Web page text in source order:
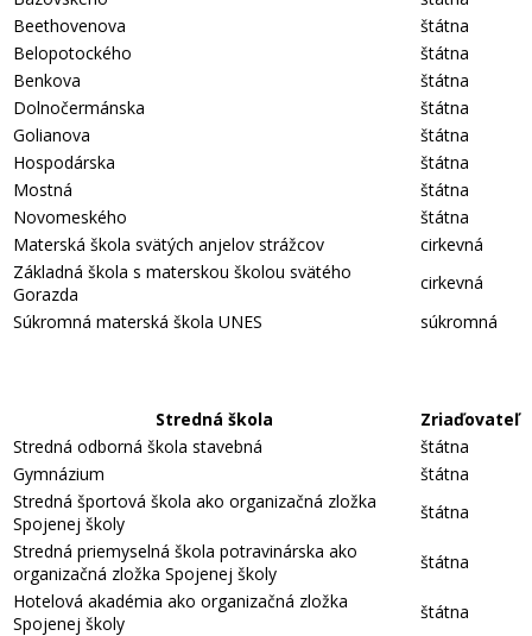
Beethovenova
štátna
Belopotockého
štátna
Benkova
štátna
Dolnočermánska
štátna
Golianova
štátna
Hospodárska
štátna
Mostná
štátna
Novomeského
štátna
Materská škola svätých anjelov strážcov
cirkevná
Základná škola s materskou školou svätého
Gorazda
cirkevná
Súkromná materská škola UNES
súkromná
Stredná škola
Zriaďovateľ
Stredná odborná škola stavebná
štátna
Gymnázium
štátna
Stredná športová škola ako organizačná zložka
Spojenej školy
štátna
Stredná priemyselná škola potravinárska ako
organizačná zložka Spojenej školy
štátna
Hotelová akadémia ako organizačná zložka
Spojenej školy
štátna